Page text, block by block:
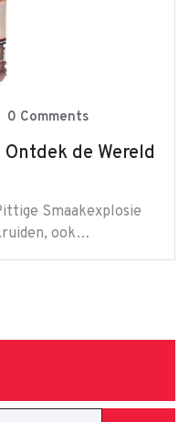
0 Comments
de Wereld
Smaakexplosie
ook…